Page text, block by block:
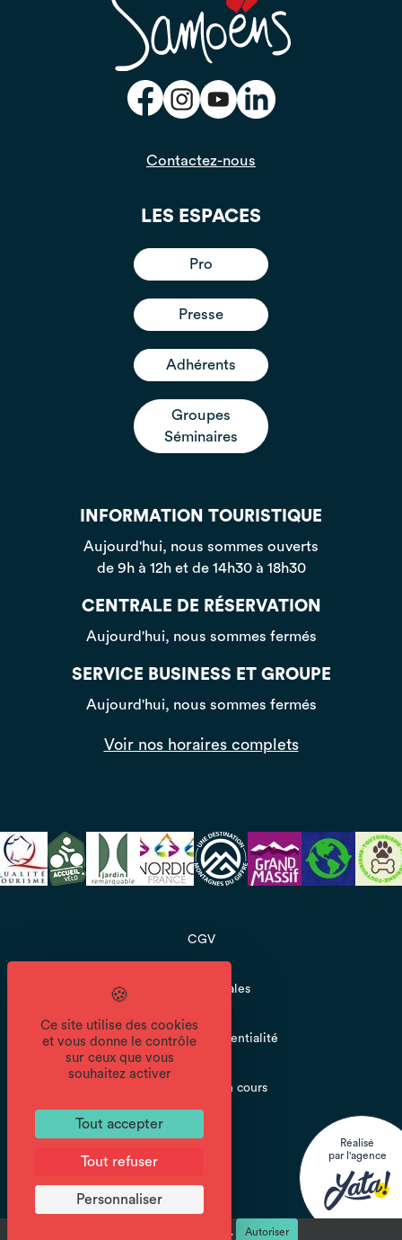
Contactez-nous
LES ESPACES
Pro
Presse
Adhérents
Groupes
Séminaires
INFORMATION TOURISTIQUE
Aujourd'hui, nous sommes ouverts
de 9h à 12h et de 14h30 à 18h30
CENTRALE DE RÉSERVATION
Aujourd'hui, nous sommes fermés
SERVICE BUSINESS ET GROUPE
Aujourd'hui, nous sommes fermés
Voir nos horaires complets
CGV
Mentions légales
Politique de confidentialité
Accessibilité : en cours
Réalisé
par l'agence
reCAPTCHA est désactivé. Autoriser
Ce site utilise des cookies
et vous donne le contrôle
sur ceux que vous
souhaitez activer
Tout accepter
Tout refuser
Personnaliser